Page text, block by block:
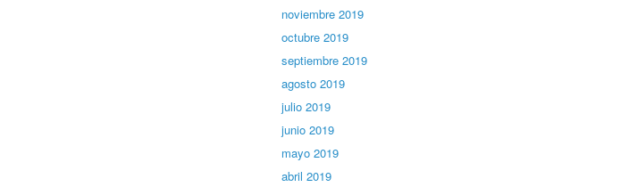
noviembre 2019
octubre 2019
septiembre 2019
agosto 2019
julio 2019
junio 2019
mayo 2019
abril 2019